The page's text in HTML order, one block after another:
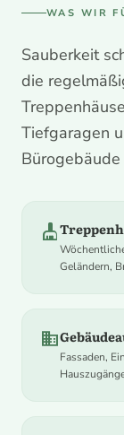
Makellose
WAS WIR
Sauberkeit
die
Tiefgaragen
cleaning_services
Geländern,
domain
Fassaden,